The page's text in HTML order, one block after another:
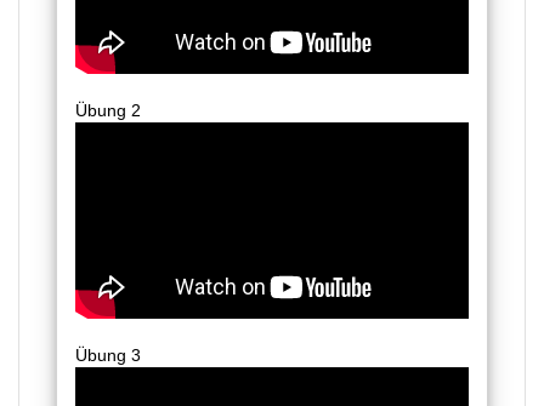
Übung 2
Übung 3